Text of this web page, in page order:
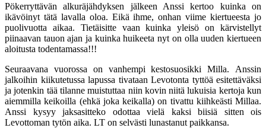
Pökerryttävän alkuräjähdyksen jälkeen Anssi kertoo kuinka on
ikävöinyt tätä lavalla oloa. Eikä ihme, onhan viime kiertueesta jo
puolivuotta aikaa. Tietäisitte vaan kuinka yleisö on kärvistellyt
piinaavan tauon ajan ja kuinka huikeeta nyt on olla uuden kiertueen
aloitusta todentamassa!!!
Seuraavana vuorossa on vanhempi kestosuosikki Milla. Anssin
jalkoihin kiikutetussa lapussa tivataan Levotonta tyttöä esitettäväksi
ja jotenkin tää tilanne muistuttaa niin kovin niitä lukuisia kertoja kun
aiemmilla keikoilla (ehkä joka keikalla) on tivattu kiihkeästi Millaa.
Anssi kysyy jaksasitteko odottaa vielä kaksi biisiä sitten ois
Levottoman tytön aika. LT on selvästi lunastanut paikkansa.